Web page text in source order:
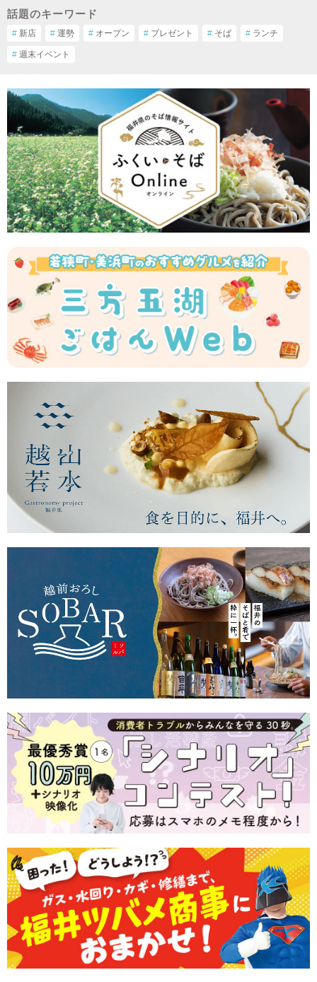
話題のキーワード
# 新店 # 運勢 # オープン # プレゼント # そば # ランチ
# 週末イベント